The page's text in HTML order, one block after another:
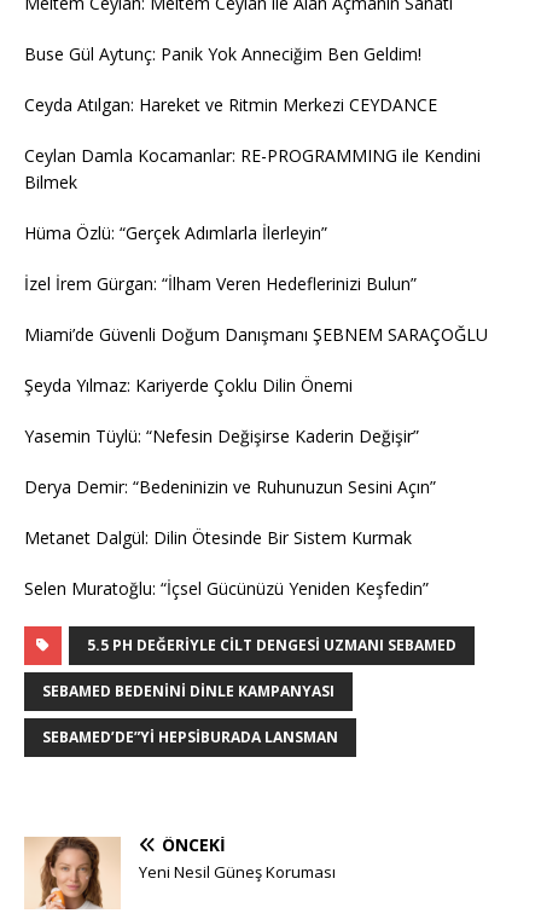
Buse Gül Aytunç: Panik Yok Anneciğim Ben Geldim!
Ceyda Atılgan: Hareket ve Ritmin Merkezi CEYDANCE
Ceylan Damla Kocamanlar: RE-PROGRAMMING ile Kendini
Bilmek
Hüma Özlü: “Gerçek Adımlarla İlerleyin”
İzel İrem Gürgan: “İlham Veren Hedeflerinizi Bulun”
Miami’de Güvenli Doğum Danışmanı ŞEBNEM SARAÇOĞLU
Şeyda Yılmaz: Kariyerde Çoklu Dilin Önemi
Yasemin Tüylü: “Nefesin Değişirse Kaderin Değişir”
Derya Demir: “Bedeninizin ve Ruhunuzun Sesini Açın”
Metanet Dalgül: Dilin Ötesinde Bir Sistem Kurmak
Selen Muratoğlu: “İçsel Gücünüzü Yeniden Keşfedin”
5.5 PH DEĞERIYLE CILT DENGESI UZMANI SEBAMED
SEBAMED BEDENINI DINLE KAMPANYASI
SEBAMED’DE”YI HEPSIBURADA LANSMAN
ÖNCEKI
Yeni Nesil Güneş Koruması